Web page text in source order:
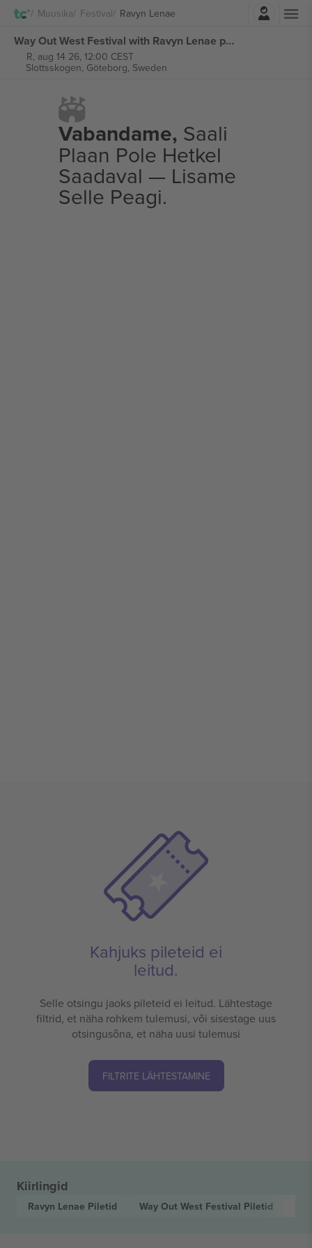
Muusika Festival Ravyn LenaeLogi sisse
Way Out West Festival with Ravyn Lenae piletid
R, aug 14 26, 12:00 CEST
Slottsskogen, Göteborg, Sweden
Vabandame, Saali
Plaan Pole Hetkel
Saadaval — Lisame
Selle Peagi.
Kahjuks pileteid ei
leitud.
Selle otsingu jaoks pileteid ei leitud. Lähtestage
filtrid, et näha rohkem tulemusi, või sisestage uus
otsingusõna, et näha uusi tulemusi
FILTRITE LÄHTESTAMINE
Kiirlingid
Ravyn Lenae Piletid Way Out West Festival Piletid